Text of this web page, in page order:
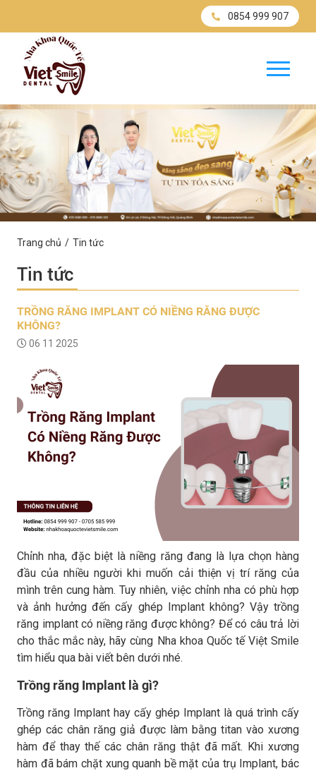
0854 999 907
Trang chủ Tin tức
Tin tức
TRỒNG RĂNG IMPLANT CÓ NIỀNG RĂNG ĐƯỢC
KHÔNG?
06 11 2025
Chỉnh nha, đặc biệt là niềng răng đang là lựa chọn hàng
đầu của nhiều người khi muốn cải thiện vị trí răng của
mình trên cung hàm. Tuy nhiên, việc chỉnh nha có phù hợp
và ảnh hưởng đến cấy ghép Implant không? Vậy trồng
răng implant có niềng răng được không? Để có câu trả lời
cho thắc mắc này, hãy cùng Nha khoa Quốc tế Việt Smile
tìm hiểu qua bài viết bên dưới nhé.
Trồng răng Implant là gì?
Trồng răng Implant hay cấy ghép Implant là quá trình cấy
ghép các chân răng giả được làm bằng titan vào xương
hàm để thay thế các chân răng thật đã mất. Khi xương
hàm đã bám chặt xung quanh bề mặt của trụ Implant, bác